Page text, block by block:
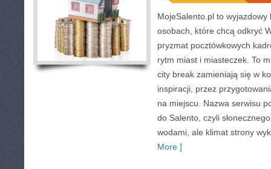
MojeSalento.pl to
osobach, które chcą odkryć
pryzmat pocztówkowych
rytm miast i miasteczek. To
city break zamieniają się w
inspiracji, przez
na miejscu. Nazwa serwisu
do Salento, czyli
wodami, ale klimat strony
More ]